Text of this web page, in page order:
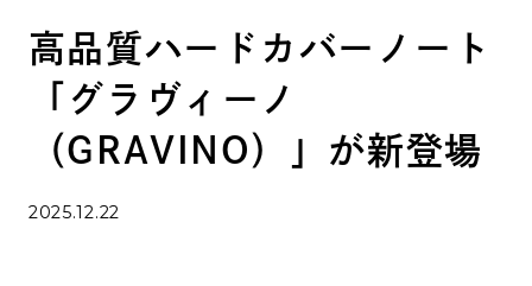
高品質ハードカバーノート
「グラヴィーノ
（GRAVINO）」が新登場
2025.12.22